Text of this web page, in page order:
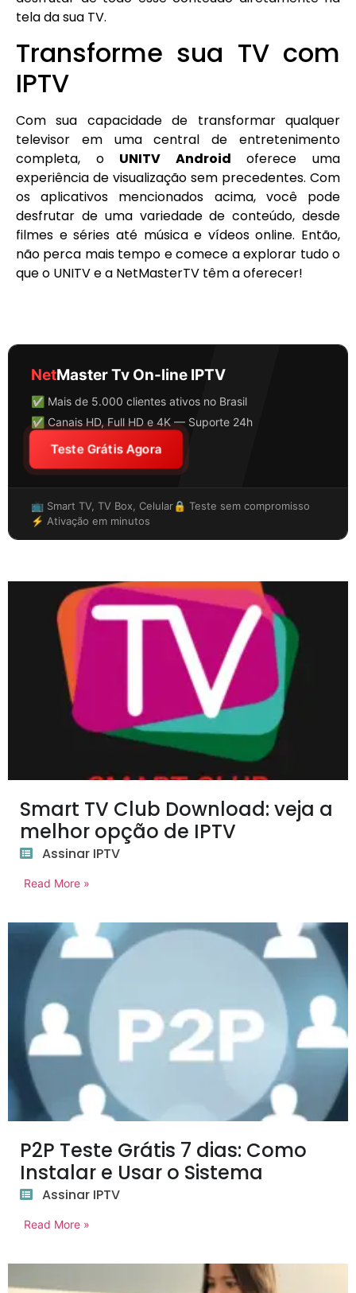
tela da sua TV.
Transforme sua TV com
IPTV
Com sua capacidade de transformar qualquer
televisor em uma central de entretenimento
completa, o UNITV Android oferece uma
experiência de visualização sem precedentes. Com
os aplicativos mencionados acima, você pode
desfrutar de uma variedade de conteúdo, desde
filmes e séries até música e vídeos online. Então,
não perca mais tempo e comece a explorar tudo o
que o UNITV e a NetMasterTV têm a oferecer!
NetMaster Tv On-line IPTV
✅ Mais de 5.000 clientes ativos no Brasil
✅ Canais HD, Full HD e 4K — Suporte 24h
Teste Grátis Agora
📺 Smart TV, TV Box, Celular🔒 Teste sem compromisso
⚡ Ativação em minutos
Smart TV Club Download: veja a
melhor opção de IPTV
Assinar IPTV
Read More »
P2P Teste Grátis 7 dias: Como
Instalar e Usar o Sistema
Assinar IPTV
Read More »